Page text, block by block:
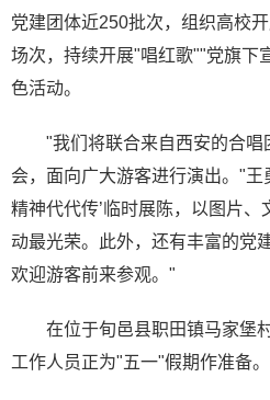
党建团体近250批次，组织高校
场次，持续开展"唱红歌""党旗下
色活动。
"我们将联合来自西安的合唱
会，面向广大游客进行演出。"王
精神代代传’临时展陈，以图片
动最光荣。此外，还有丰富的党
欢迎游客前来参观。"
在位于旬邑县职田镇马家堡
工作人员正为"五一"假期作准备。